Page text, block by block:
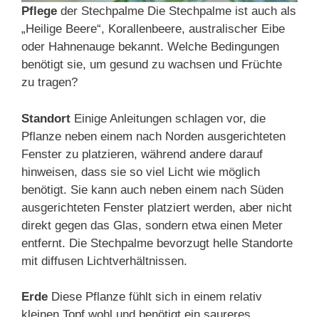
Pflege der Stechpalme Die Stechpalme ist auch als
„Heilige Beere“, Korallenbeere, australischer Eibe
oder Hahnenauge bekannt. Welche Bedingungen
benötigt sie, um gesund zu wachsen und Früchte
zu tragen?
Standort Einige Anleitungen schlagen vor, die
Pflanze neben einem nach Norden ausgerichteten
Fenster zu platzieren, während andere darauf
hinweisen, dass sie so viel Licht wie möglich
benötigt. Sie kann auch neben einem nach Süden
ausgerichteten Fenster platziert werden, aber nicht
direkt gegen das Glas, sondern etwa einen Meter
entfernt. Die Stechpalme bevorzugt helle Standorte
mit diffusen Lichtverhältnissen.
Erde Diese Pflanze fühlt sich in einem relativ